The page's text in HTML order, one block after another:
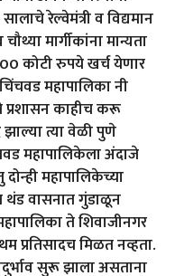
रेल्वेमंत्री व विद्यमान
मार्गीकांना मान्यता
कोटी रुपये खर्च येणार
महापालिका नी
प्रशासन काहीच करू
झाल्या त्या वेळी पुणे
महापालिकेला अंदाजे
महापालिकेच्या
थंड वासनात गुंडाळून
ते शिवाजीनगर
प्रतिसादच मिळत नव्हता.
सुरू झाला असताना